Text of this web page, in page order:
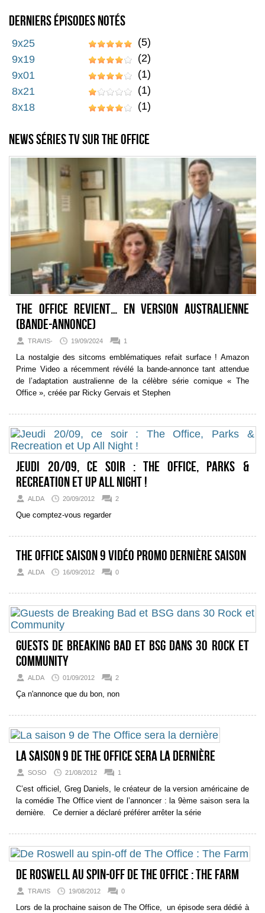
Derniers épisodes notés
9x25
(5)
9x19
(2)
9x01
(1)
8x21
(1)
8x18
(1)
News séries TV sur The Office
The Office revient… en version australienne
(bande-annonce)
TRAVIS- 19/09/2024 1
La nostalgie des sitcoms emblématiques refait surface ! Amazon
Prime Video a récemment révélé la bande-annonce tant attendue
de l’adaptation australienne de la célèbre série comique « The
Office », créée par Ricky Gervais et Stephen
Jeudi 20/09, ce soir : The Office, Parks &
Recreation et Up All Night !
ALDA 20/09/2012 2
Que comptez-vous regarder
The Office saison 9 Vidéo promo Dernière saison
ALDA 16/09/2012 0
Guests de Breaking Bad et BSG dans 30 Rock et
Community
ALDA 01/09/2012 2
Ça n'annonce que du bon, non
La saison 9 de The Office sera la dernière
SOSO 21/08/2012 1
C’est officiel, Greg Daniels, le créateur de la version américaine de
la comédie The Office vient de l’annoncer : la 9ème saison sera la
dernière. Ce dernier a déclaré préférer arrêter la série
De Roswell au spin-off de The Office : The Farm
TRAVIS 19/08/2012 0
Lors de la prochaine saison de The Office, un épisode sera dédié à